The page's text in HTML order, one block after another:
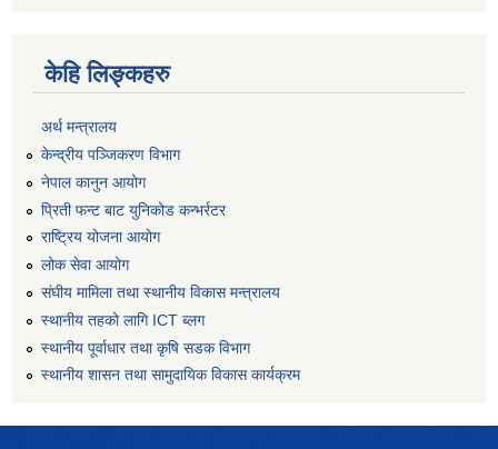
केहि लिङ्कहरु
अर्थ मन्त्रालय
केन्द्रीय पञ्जिकरण विभाग
नेपाल कानुन आयोग
प्रिती फन्ट बाट युनिकोड कन्भर्रटर
राष्ट्रिय योजना आयोग
लोक सेवा आयोग
संघीय मामिला तथा स्थानीय विकास मन्त्रालय
स्थानीय तहको लागि ICT ब्लग
स्थानीय पूर्वाधार तथा कृषि सडक विभाग
स्थानीय शासन तथा सामुदायिक विकास कार्यक्रम